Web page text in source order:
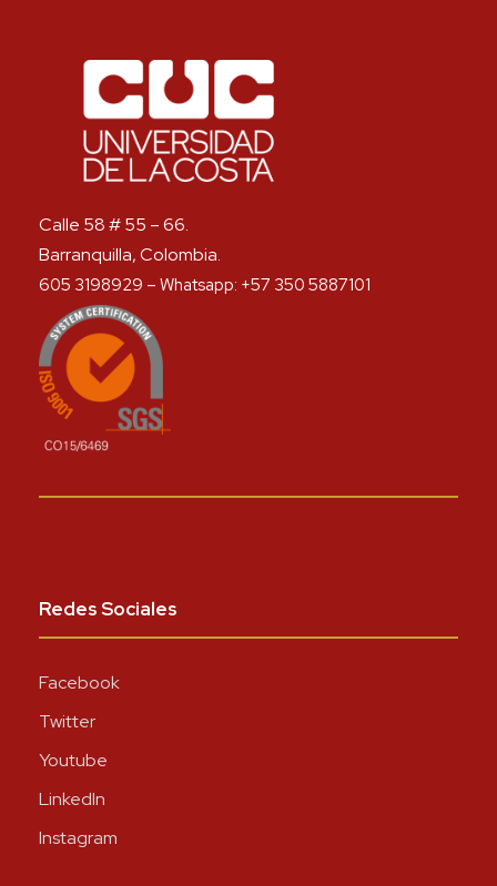
Calle 58 # 55 – 66.
Barranquilla, Colombia.
605 3198929 – Whatsapp: +57 350 5887101
Redes Sociales
Facebook
Twitter
Youtube
LinkedIn
Instagram